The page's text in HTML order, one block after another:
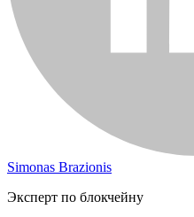
Simonas Brazionis
Эксперт по блокчейну